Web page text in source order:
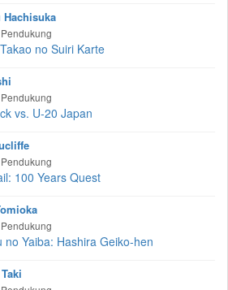
no Suiri Karte
vs. U-20 Japan
100 Years Quest
no Yaiba: Hashira Geiko-hen